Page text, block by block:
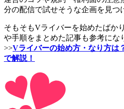
分の配信で試せそうな企画を見つ
そもそもVライバーを始めたばか
や手順をまとめた記事も参考にな
>>Vライバーの始め方・なり方は
で解説！